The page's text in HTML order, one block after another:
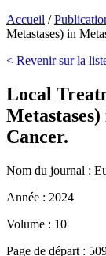
Accueil /
Metastases) in
< Revenir sur la
Local
Cancer.
Nom du journal :
Année : 2024
Volume : 10
Page de départ :